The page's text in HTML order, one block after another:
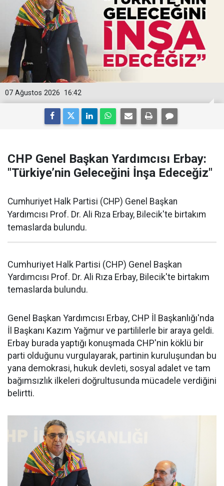
16:42
07 Ağustos 2026
CHP Genel Başkan Yardımcısı Erbay:
"Türkiye’nin Geleceğini İnşa Edeceğiz"
Cumhuriyet Halk Partisi (CHP) Genel Başkan
Yardımcısı Prof. Dr. Ali Rıza Erbay, Bilecik'te birtakım
temaslarda bulundu.
Cumhuriyet Halk Partisi (CHP) Genel Başkan
Yardımcısı Prof. Dr. Ali Rıza Erbay, Bilecik'te birtakım
temaslarda bulundu.
Genel Başkan Yardımcısı Erbay, CHP İl Başkanlığı'nda
İl Başkanı Kazım Yağmur ve partililerle bir araya geldi.
Erbay burada yaptığı konuşmada CHP'nin köklü bir
parti olduğunu vurgulayarak, partinin kuruluşundan bu
yana demokrasi, hukuk devleti, sosyal adalet ve tam
bağımsızlık ilkeleri doğrultusunda mücadele verdiğini
belirtti.